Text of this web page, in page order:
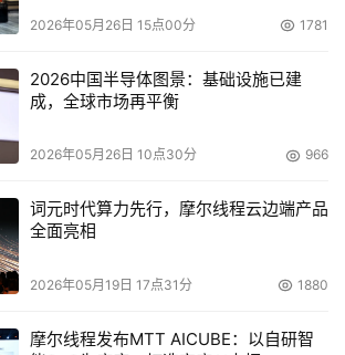
2026年05月26日 15点00分 1781
2026中国半导体图景：基础设施已建
成，全球市场再平衡
2026年05月26日 10点30分 966
词元时代算力先行，摩尔线程云边端产品
全面亮相
2026年05月19日 17点31分 1880
摩尔线程发布MTT AICUBE：以自研智